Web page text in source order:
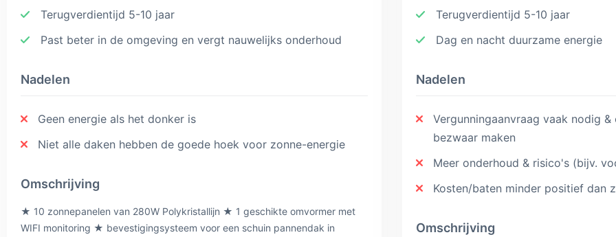
Terugverdientijd 5-10 jaar
Past beter in de omgeving en vergt nauwelijks onderhoud
Nadelen
Geen energie als het donker is
Niet alle daken hebben de goede hoek voor zonne-energie
Omschrijving
★ 10 zonnepanelen van 280W Polykristallijn ★ 1 geschikte omvormer met
WIFI monitoring ★ bevestigingsysteem voor een schuin pannendak in
Terugverdientijd 5-10 jaar
Dag en nacht duurzame energie
Nadelen
Vergunningaanvraag vaak nodig
bezwaar maken
Meer onderhoud & risico's (bijv.
Kosten/baten minder positief dan
Omschrijving